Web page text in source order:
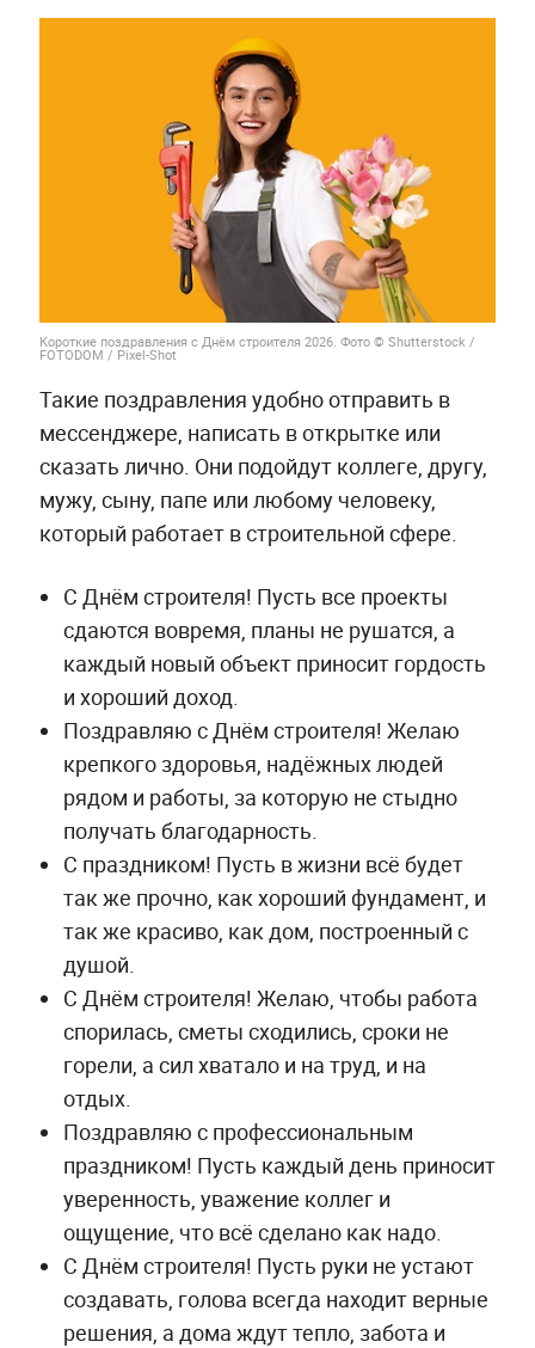
Короткие поздравления с Днём строителя 2026. Фото © Shutterstock /
FOTODOM / Pixel-Shot
Такие поздравления удобно отправить в
мессенджере, написать в открытке или
сказать лично. Они подойдут коллеге, другу,
мужу, сыну, папе или любому человеку,
который работает в строительной сфере.
С Днём строителя! Пусть все проекты
сдаются вовремя, планы не рушатся, а
каждый новый объект приносит гордость
и хороший доход.
Поздравляю с Днём строителя! Желаю
крепкого здоровья, надёжных людей
рядом и работы, за которую не стыдно
получать благодарность.
С праздником! Пусть в жизни всё будет
так же прочно, как хороший фундамент, и
так же красиво, как дом, построенный с
душой.
С Днём строителя! Желаю, чтобы работа
спорилась, сметы сходились, сроки не
горели, а сил хватало и на труд, и на
отдых.
Поздравляю с профессиональным
праздником! Пусть каждый день приносит
уверенность, уважение коллег и
ощущение, что всё сделано как надо.
С Днём строителя! Пусть руки не устают
создавать, голова всегда находит верные
решения, а дома ждут тепло, забота и